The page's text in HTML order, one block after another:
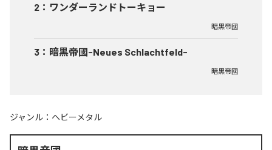
2 ： ワンダーランドトーキョー
暗黒帝國
3 ： 暗黒帝國-Neues Schlachtfeld-
暗黒帝國
ジャンル： ヘビーメタル